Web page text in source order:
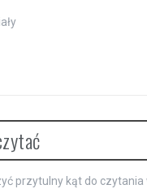
przytulny kąt do czytania